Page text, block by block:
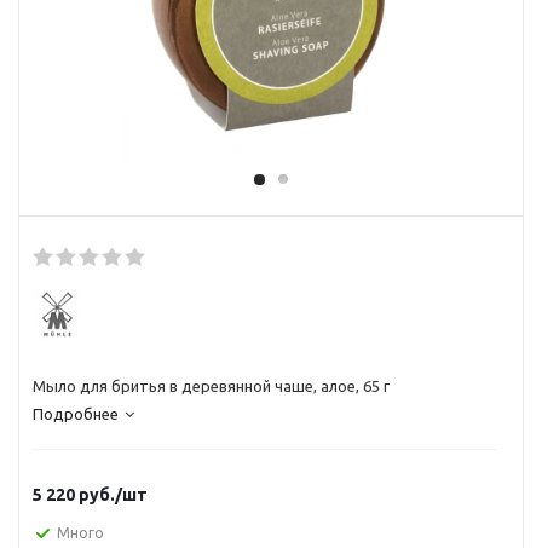
Мыло для бритья в деревянной чаше, алое, 65 г
Подробнее
5 220 руб./шт
Много